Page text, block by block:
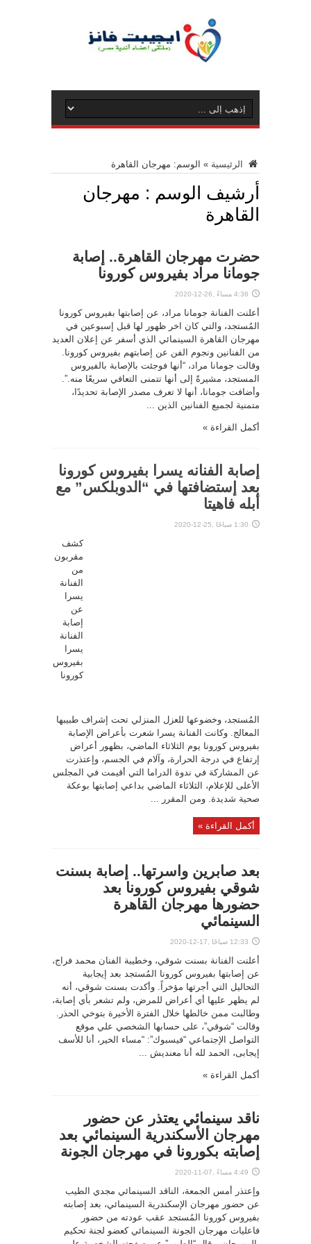
الرئيسية » الوسم: مهرجان القاهرة
أرشيف الوسم : مهرجان
القاهرة
حضرت مهرجان القاهرة.. إصابة
جومانا مراد بفيروس كورونا
4:36 مساءً ,26-12-2020
أعلنت الفنانة جومانا مراد، عن إصابتها بفيروس كورونا
المُستجد، والتي كان اخر ظهور لها قبل إسبوعين في
مهرجان القاهرة السينمائي الذي أسفر عن إعلان العديد
من الفنانين ونجوم الفن عن إصابتهم بفيروس كورونا.
وقالت جومانا مراد، “أنها فوجئت بالإصابة بالفيروس
المستجد، مشيرةً إلى أنها تتمنى التعافي سريعًا منه.”.
وأضافت جومانا، أنها لا تعرف مصدر الإصابة تحديدًا،
متمنية لجميع الفنانين الذين ...
أكمل القراءة »
إصابة الفنانه يسرا بفيروس كورونا
بعد إستضافتها في “الدوبلكس” مع
أبله فاهيتا
1:30 صباحًا ,25-12-2020
كشف
مقربون
من
الفنانة
يسرا
عن
إصابة
الفنانة
يسرا
بفيروس
كورونا
المُستجد، وخضوعها للعزل المنزلي تحت إشراف طبيبها
المعالج. وكانت الفنانة يسرا شعرت بأعراض الإصابة
بفيروس كورونا يوم الثلاثاء الماضي، بظهور أعراض
إرتفاع في درجة الحرارة، وآلام في الجسم، وإعتذرت
عن المشاركة في ندوة الدراما التي أقيمت في المجلس
الأعلى للإعلام، الثلاثاء الماضي بداعي إصابتها بوعكة
صحية شديدة. ومن المقرر ...
أكمل القراءة »
بعد صابرين واسرتها.. إصابة بسنت
شوقي بفيروس كورونا بعد
حضورها مهرجان القاهرة
السينمائي
12:33 صباحًا ,17-12-2020
أعلنت الفنانة بسنت شوقي، وخطيبة الفنان محمد فراج،
عن إصابتها بفيروس كورونا المُستجد بعد إيجابية
التحاليل التي أجرتها مؤخراً. وأكدت بسنت شوقي، أنه
لم يظهر عليها أي أعراض للمرض، ولم تشعر بأي إصابة،
وطالبت ممن خالطها خلال الفترة الأخيرة بتوخي الحذر.
وقالت “شوقي”، على حسابها الشخصي علي موقع
التواصل الإجتماعي “فيسبوك”: “مساء الخير، أنا للأسف
إيجابى، الحمد لله أنا معنديش ...
أكمل القراءة »
ناقد سينمائي يعتذر عن حضور
مهرجان الأسكندرية السينمائي بعد
إصابته بكورونا في مهرجان الجونة
4:49 مساءً ,07-11-2020
وإعتذر أمس الجمعة، الناقد السينمائي مجدي الطيب
عن حضور مهرجان الإسكندرية السينمائي، بعد إصابته
بفيروس كورونا المُستجد عقب عودته من حضور
فاعليات مهرجان الجونة السينمائي كعضو لجنة تحكيم